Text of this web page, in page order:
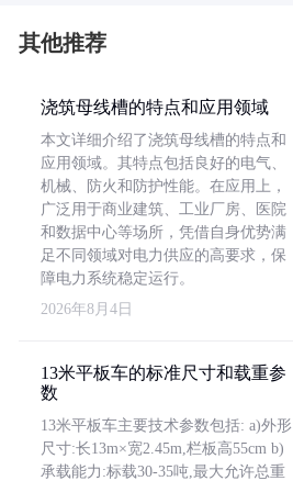
其他推荐
浇筑母线槽的特点和应用领域
本文详细介绍了浇筑母线槽的特点和
应用领域。其特点包括良好的电气、
机械、防火和防护性能。在应用上，
广泛用于商业建筑、工业厂房、医院
和数据中心等场所，凭借自身优势满
足不同领域对电力供应的高要求，保
障电力系统稳定运行。
2026年8月4日
13米平板车的标准尺寸和载重参
数
13米平板车主要技术参数包括: a)外形
尺寸:长13m×宽2.45m,栏板高55cm b)
承载能力:标载30-35吨,最大允许总重